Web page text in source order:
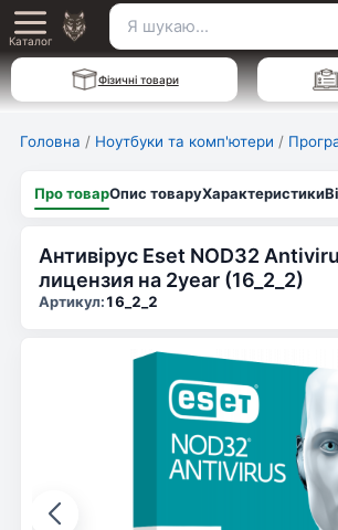
Перейти
до
вмісту
Main
Menu
Каталог
Пошук
для:
Фізичні товари
Головна / Ноутбуки та комп'ютери /
Про товарОпис товаруХарактеристики
Антивірус Eset NOD32
лицензия на 2year (16_2_2)
Артикул:16_2_2